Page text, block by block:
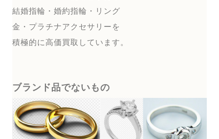
結婚指輪・婚約指輪・リング
金・プラチナアクセサリーを
積極的に高価買取しています。
ブランド品でないもの